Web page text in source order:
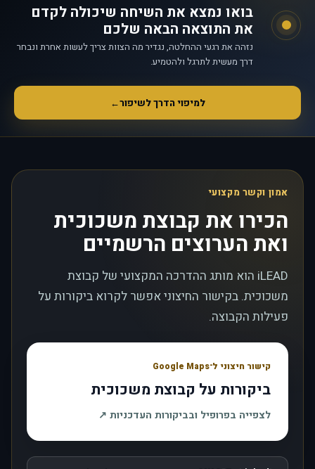
בואו נמצא את השיחה שיכולה לקדם
את התוצאה הבאה שלכם
נזהה את רגעי ההחלטה, נגדיר מה הצוות צריך לעשות אחרת ונבחר
דרך מעשית לתרגל ולהטמיע.
למיפוי הדרך לשיפור←
אמון וקשר מקצועי
הכירו את קבוצת משכוכית
ואת הערוצים הרשמיים
iLEAD הוא מותג ההדרכה המקצועי של קבוצת
משכוכית. בקישור החיצוני אפשר לקרוא ביקורות על
פעילות הקבוצה.
קישור חיצוני ל־Google Maps
ביקורות על קבוצת משכוכית
לצפייה בפרופיל ובביקורות העדכניות ↗